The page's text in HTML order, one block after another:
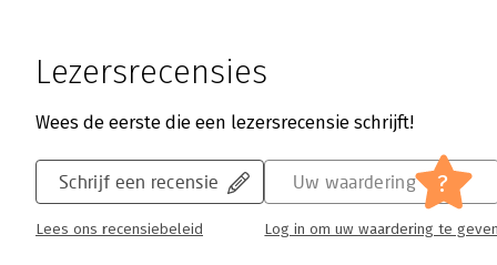
Lezersrecensies
Wees de eerste die een lezersrecensie schrijft!
Schrijf een recensie
Lees ons recensiebeleid
Uw waardering ?
Log in om uw waardering te geven